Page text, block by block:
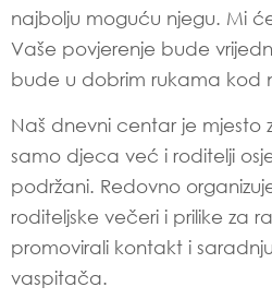
najbolju moguću njegu. Mi
Vaše povjerenje bude
bude u dobrim rukama kod
Naš dnevni centar je mjesto
samo djeca već i roditelji
podržani. Redovno
roditeljske večeri i prilike za
promovirali kontakt i
vaspitača.